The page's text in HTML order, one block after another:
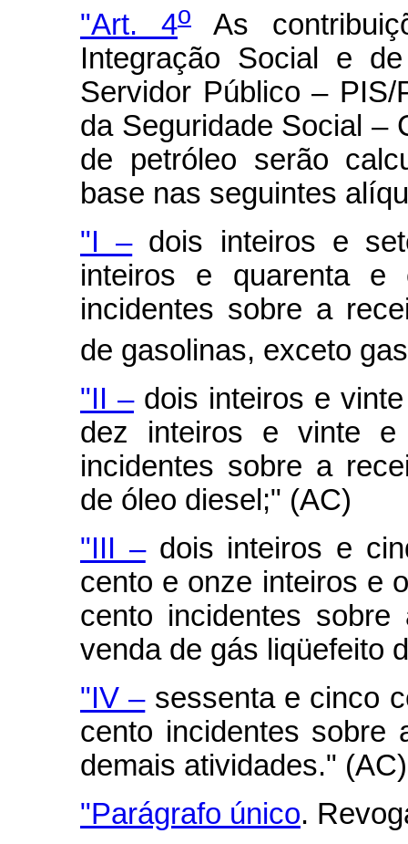
"Art. 4o
As
Integração Social e
Servidor Público –
da Seguridade Social –
de petróleo serão
base nas seguintes
"I –dois inteiros e
inteiros e quarenta e
incidentes sobre a
de gasolinas, exceto
"II –dois inteiros e
dez inteiros e vinte e
incidentes sobre a
de óleo diesel;" (AC)
"III –dois inteiros e
cento e onze inteiros e
cento incidentes
venda de gás liqüefeito
"IV –sessenta e cinco
cento incidentes sobre
demais atividades." (AC)
"Parágrafo único.